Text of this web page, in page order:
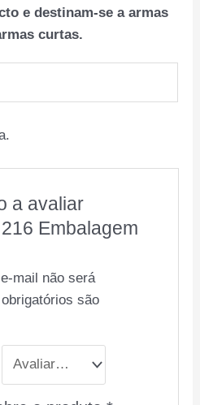
e destinam-se a armas
curtas.
a avaliar
Embalagem
mail não será
são